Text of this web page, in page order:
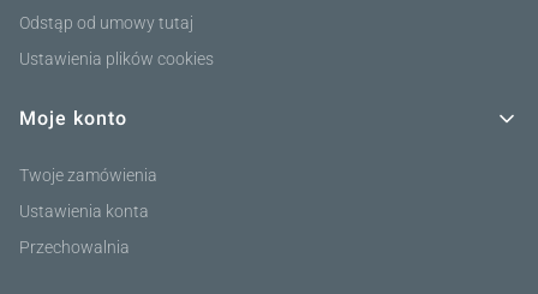
Odstąp od umowy tutaj
Ustawienia plików cookies
Moje konto
Twoje zamówienia
Ustawienia konta
Przechowalnia